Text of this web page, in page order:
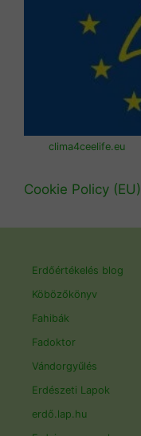
clima4ceelife.eu
Cookie Policy (EU)
Erdőértékelés blog
Köbözőkönyv
Fahibák
Fadoktor
Vándorgyűlés
Erdészeti Lapok
erdő.lap.hu